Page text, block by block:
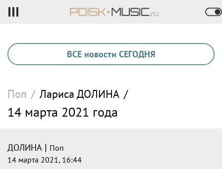
ВСЕ новости СЕГОДНЯ
Поп / Лариса ДОЛИНА /
14 марта 2021 года
ДОЛИНА | Поп
14 марта 2021, 16:44